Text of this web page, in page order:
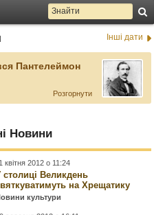
Інші дати
Пантелеймон
Розгорнути
Новини
квітня 2012 о 11:24
столиці Великдень
на Хрещатику
культури